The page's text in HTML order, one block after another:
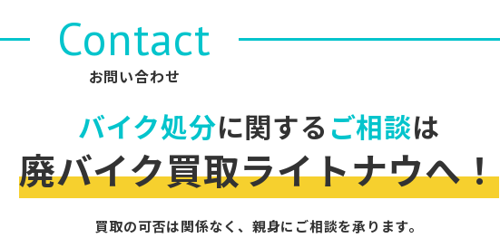
Contact
お問い合わせ
バイク処分に関する ご相談は
廃バイク買取ライトナウへ！
買取の可否は関係なく、親身にご相談を承ります。